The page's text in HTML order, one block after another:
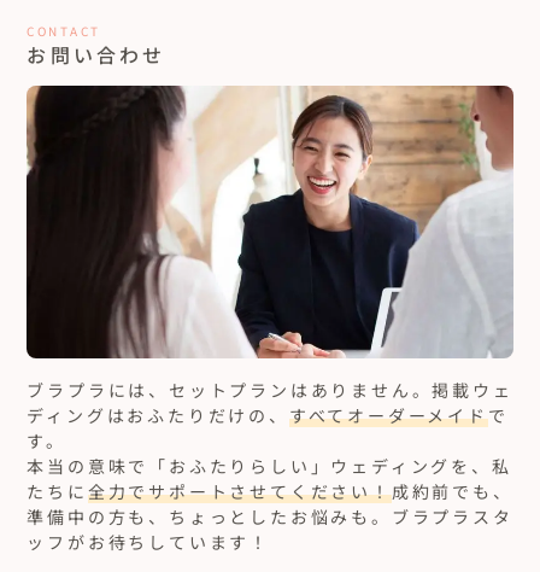
CONTACT
お問い合わせ
ブラプラには、セットプランはありません。掲載ウェ
ディングはおふたりだけの、 すべてオーダーメイドで
す。
本当の意味で「おふたりらしい」ウェディングを、私
たちに 全力でサポートさせてください！成約前でも、
準備中の方も、ちょっとしたお悩みも。ブラプラスタ
ッフがお待ちしています！